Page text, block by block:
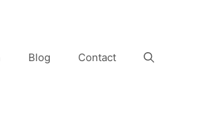
Blog Contact